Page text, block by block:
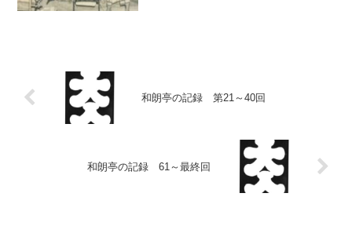
和朗亭の記録 第21～40回
和朗亭の記録 61～最終回